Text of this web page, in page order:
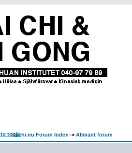
taichi.nu Forum Index -> Allmänt forum